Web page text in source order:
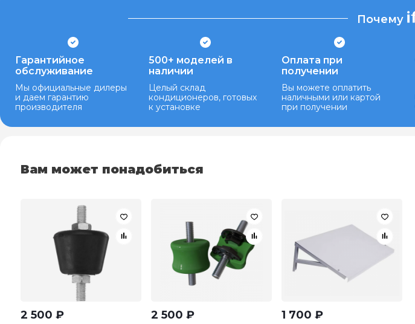
Почему
Гарантийное
обслуживание
Мы официальные дилеры
и даем гарантию
производителя
500+ моделей в
наличии
Целый склад
кондиционеров, готовых
к установке
Оплата при
получении
Вы можете оплатить
наличными или картой
при получении
Вам может понадобиться
2 500 ₽ 2 500 ₽ 1 700 ₽